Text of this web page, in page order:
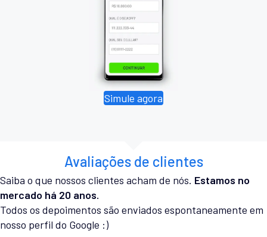
Simule agora
Avaliações de clientes
Saiba o que nossos clientes acham de nós. Estamos no
mercado há 20 anos.
Todos os depoimentos são enviados espontaneamente em
nosso perfil do Google :)